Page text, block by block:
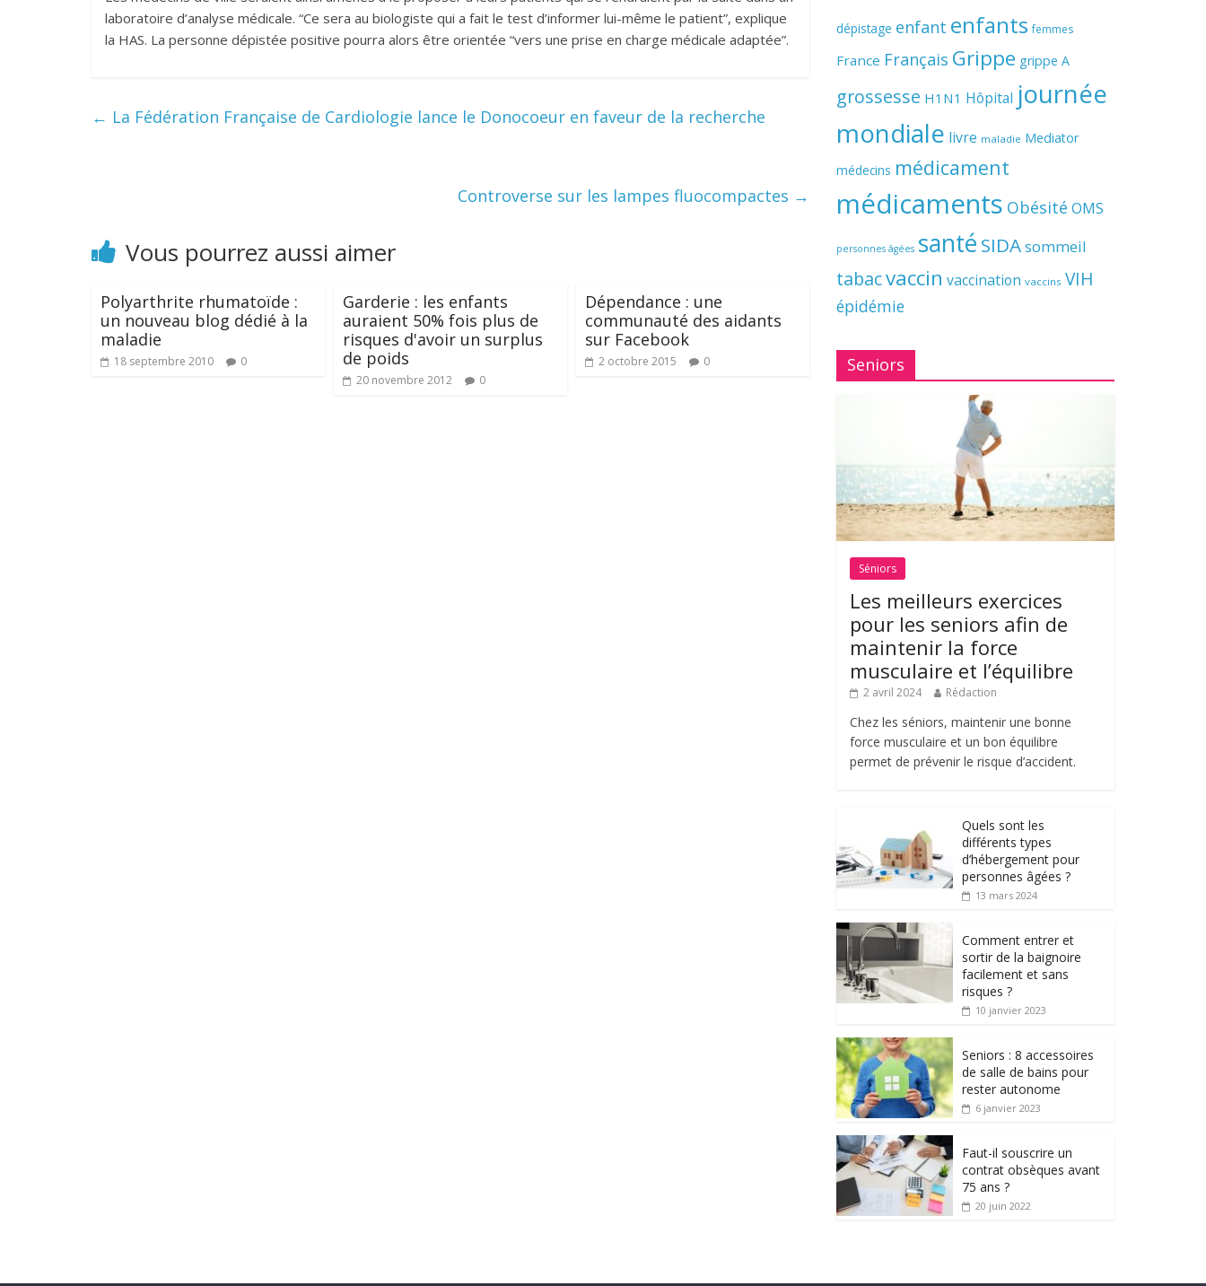
laboratoire d’analyse médicale. “Ce sera au biologiste qui a fait le test d’informer lui-même le patient”, explique
la HAS. La personne dépistée positive pourra alors être orientée “vers une prise en charge médicale adaptée”.
← La Fédération Française de Cardiologie lance le Donocoeur en faveur de la recherche
Controverse sur les lampes fluocompactes →
Vous pourrez aussi aimer
Polyarthrite rhumatoïde :
un nouveau blog dédié à la
maladie
18 septembre 2010 0
Garderie : les enfants
auraient 50% fois plus de
risques d'avoir un surplus
de poids
20 novembre 2012 0
Dépendance : une
communauté des aidants
sur Facebook
2 octobre 2015 0
dépistage enfant enfants femmes
France Français Grippe grippe A
grossesse H1N1 Hôpital journée
mondiale livre maladie Mediator
médecins médicament
médicaments Obésité OMS
personnes âgées santé SIDAsommeil
tabacvaccin vaccination vaccins VIH
épidémie
Seniors
Séniors
Les meilleurs exercices
pour les seniors afin de
maintenir la force
musculaire et l’équilibre
2 avril 2024 Rédaction
Chez les séniors, maintenir une bonne
force musculaire et un bon équilibre
permet de prévenir le risque d’accident.
Quels sont les
différents types
d’hébergement pour
personnes âgées ?
13 mars 2024
Comment entrer et
sortir de la baignoire
facilement et sans
risques ?
10 janvier 2023
Seniors : 8 accessoires
de salle de bains pour
rester autonome
6 janvier 2023
Faut-il souscrire un
contrat obsèques avant
75 ans ?
20 juin 2022